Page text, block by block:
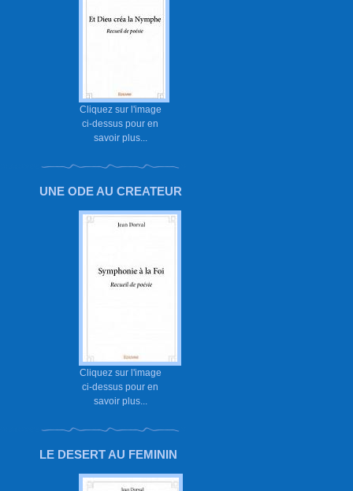
Cliquez sur l'image
ci-dessus pour en
savoir plus...
UNE ODE AU CREATEUR
Cliquez sur l'image
ci-dessus pour en
savoir plus...
LE DESERT AU FEMININ